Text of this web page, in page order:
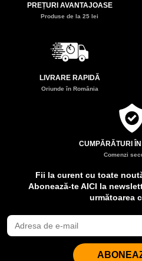
PREȚURI AVANTAJOASE
Produse de la 25 lei
LIVRARE RAPIDĂ
Oriunde în România
CUMPĂRĂTURI
Comenzi
Fii la curent cu toate
Abonează-te AICI la
următoarea